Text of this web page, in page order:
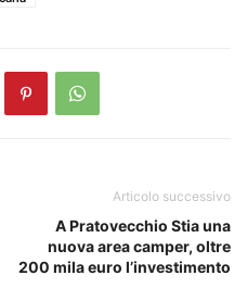
Articolo successivo
A Pratovecchio Stia una
nuova area camper, oltre
200 mila euro l’investimento